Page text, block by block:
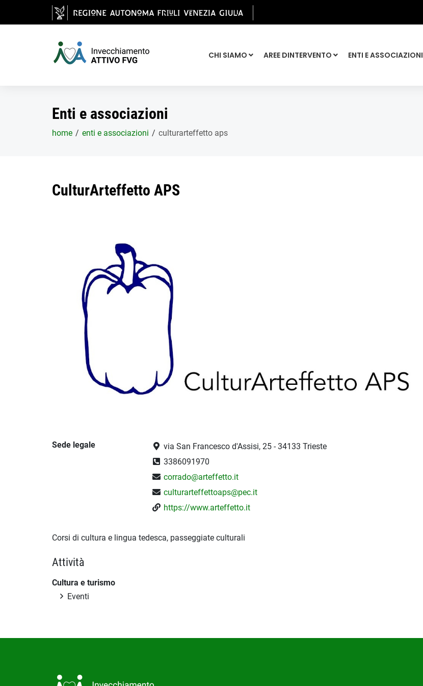
Salta al contenuto principale
CHI SIAMO AREE DINTERVENTO ENTI E ASSOCIAZIONI
Enti e associazioni
home enti e associazioni culturarteffetto aps
CulturArteffetto APS
Sede legale
via San Francesco d'Assisi, 25 - 34133 Trieste
3386091970
corrado@arteffetto.it
culturarteffettoaps@pec.it
https://www.arteffetto.it
Corsi di cultura e lingua tedesca, passeggiate culturali
Attività
Cultura e turismo
Eventi